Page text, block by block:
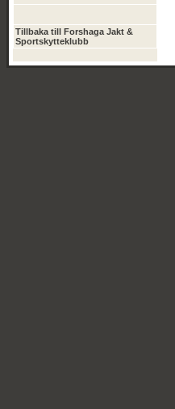
Tillbaka till Forshaga Jakt &
Sportskytteklubb